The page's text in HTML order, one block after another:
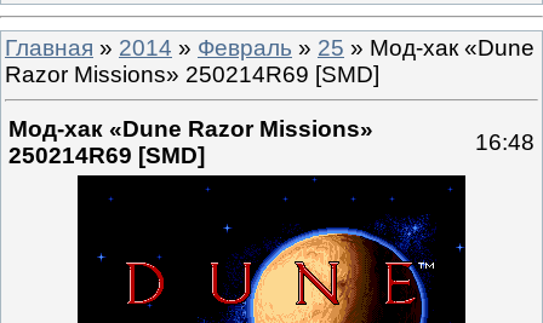
Главная » 2014 » Февраль » 25 » Мод-хак «Dune
Razor Missions» 250214R69 [SMD]
Мод-хак «Dune Razor Missions»
250214R69 [SMD]
16:48